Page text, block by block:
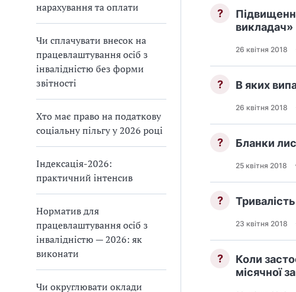
нарахування та оплати
Чи сплачувати внесок на
працевлаштування осіб з
інвалідністю без форми
звітності
Хто має право на податкову
соціальну пільгу у 2026 році
Індексація-2026:
практичний інтенсив
Норматив для
працевлаштування осіб з
інвалідністю — 2026: як
виконати
Чи округлювати оклади
?
викладач»
26 квітня 2018
? В яких
26 квітня 2018
? Бланки
25 квітня 2018
?
23 квітня 2018
?
Коли
місячної